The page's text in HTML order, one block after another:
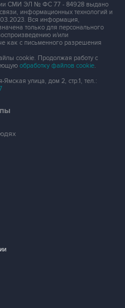
СМИ ЭЛ № ФС 77 - 84928 выдано
информационных технологий и
Вся информация,
только для персонального
и/или
как с письменного разрешения
cookie. Продолжая работу с
обработку файлов cookie.
улица, дом 2, стр.1, тел.: